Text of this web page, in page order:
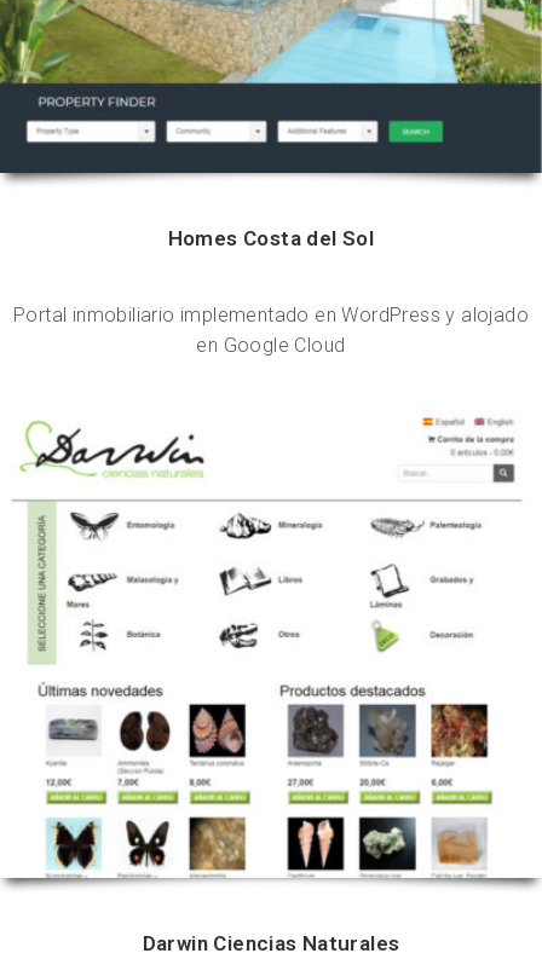
Hom​​​​​es Costa del Sol
Portal inmobiliario implementado en WordPress y alojado
en Google Cloud
Darwin Ciencias Naturales